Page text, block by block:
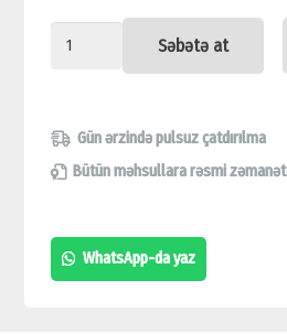
DAHUA
RFİD
KART
ASR1201D
SATIŞI,
Səbətə at
Gün ərzində pulsuz çatdırılma
Bütün məhsullara rəsmi zəmanət
WhatsApp-da yaz